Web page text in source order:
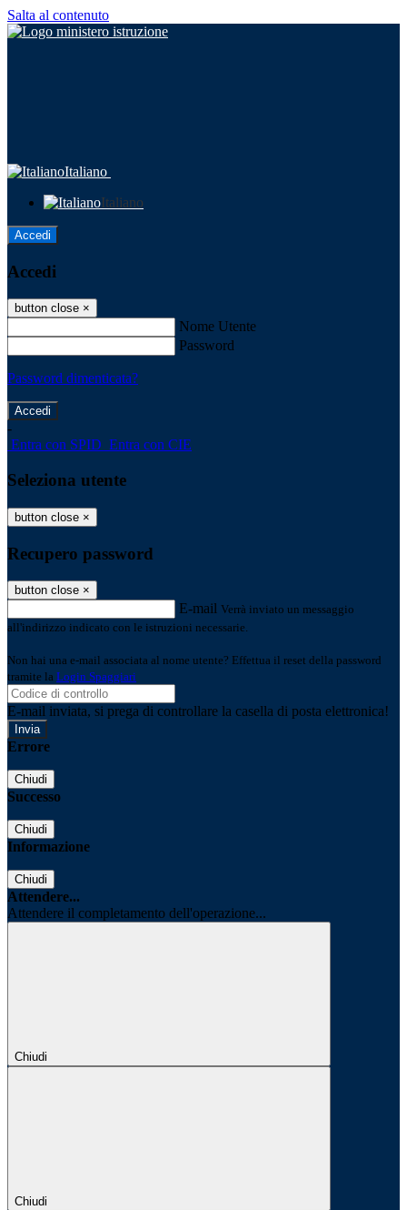
Salta al contenuto
Italiano
Italiano
Accedi
Accedi
button close ×
Nome Utente
Password
Password dimenticata?
-
Entra con SPID Entra con CIE
Seleziona utente
button close ×
Recupero password
button close ×
E-mail Verrà inviato un messaggio
all'indirizzo indicato con le istruzioni necessarie.
Non hai una e-mail associata al nome utente? Effettua il reset della password
tramite la Login Spaggiari
E-mail inviata, si prega di controllare la casella di posta elettronica!
Errore
Chiudi
Successo
Chiudi
Informazione
Chiudi
Attendere...
Attendere il completamento dell'operazione...
Chiudi
Chiudi